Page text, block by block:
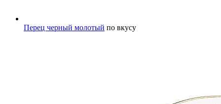
Перец черный молотый по вкусу